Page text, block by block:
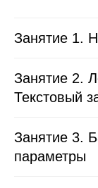
Занятие 1.
Занятие 2.
Текстовый
Занятие 3.
параметры